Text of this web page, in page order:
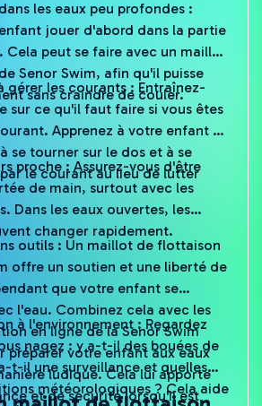
jouer d'abord dans la partie
peut se faire avec un maillot
Senor Swim, afin qu'il puisse
sans craindre de couler.
gérer les courants : Entraînez-
sur ce qu'il faut faire si vous êtes
Apprenez à votre enfant à
se tourner sur le dos et à se
le courant au lieu de lutter
proche : Assurez-vous d'être
de main, surtout avec les
Dans les eaux ouvertes, les
changer rapidement.
outils : Un maillot de flottaison
offre un soutien et une liberté de
que votre enfant se
l'eau. Combinez cela avec les
en ligne de la Senor Swim
préparer votre enfant aux eaux
ludique. Cela lui apporte
et de sécurité lorsqu'il est
à l'environnement : Regardez
nagez : y a-t-il des bouées de
t-il une surveillance et quelles
météorologiques ? Cela aide
maillot de flottaison